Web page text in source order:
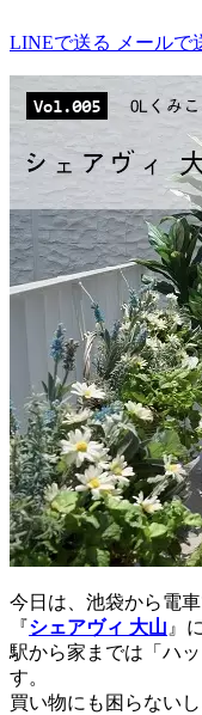
LINEで送る メールで
今日は、池袋から電
『シェアヴィ 大山 』
駅から家までは「ハ
す。
買い物にも困らない